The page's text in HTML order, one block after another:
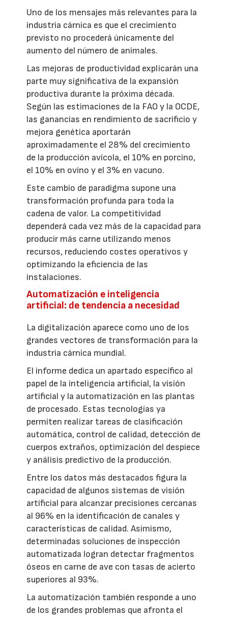
Uno de los mensajes más relevantes para la
industria cárnica es que el crecimiento
previsto no procederá únicamente del
aumento del número de animales.
Las mejoras de productividad explicarán una
parte muy significativa de la expansión
productiva durante la próxima década.
Según las estimaciones de la FAO y la OCDE,
las ganancias en rendimiento de sacrificio y
mejora genética aportarán
aproximadamente el 28% del crecimiento
de la producción avícola, el 10% en porcino,
el 10% en ovino y el 3% en vacuno.
Este cambio de paradigma supone una
transformación profunda para toda la
cadena de valor. La competitividad
dependerá cada vez más de la capacidad para
producir más carne utilizando menos
recursos, reduciendo costes operativos y
optimizando la eficiencia de las
instalaciones.
Automatización e inteligencia
artificial: de tendencia a necesidad
La digitalización aparece como uno de los
grandes vectores de transformación para la
industria cárnica mundial.
El informe dedica un apartado específico al
papel de la inteligencia artificial, la visión
artificial y la automatización en las plantas
de procesado. Estas tecnologías ya
permiten realizar tareas de clasificación
automática, control de calidad, detección de
cuerpos extraños, optimización del despiece
y análisis predictivo de la producción.
Entre los datos más destacados figura la
capacidad de algunos sistemas de visión
artificial para alcanzar precisiones cercanas
al 96% en la identificación de canales y
características de calidad. Asimismo,
determinadas soluciones de inspección
automatizada logran detectar fragmentos
óseos en carne de ave con tasas de acierto
superiores al 93%.
La automatización también responde a uno
de los grandes problemas que afronta el